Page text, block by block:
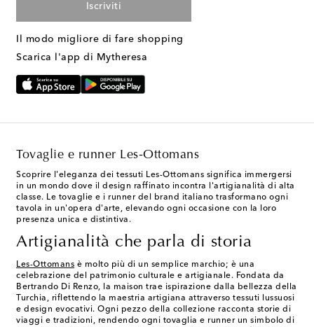
Iscriviti
Il modo migliore di fare shopping
Scarica l'app di Mytheresa
Tovaglie e runner Les-Ottomans
Scoprire l'eleganza dei tessuti Les-Ottomans significa immergersi
in un mondo dove il design raffinato incontra l'artigianalità di alta
classe. Le tovaglie e i runner del brand italiano trasformano ogni
tavola in un'opera d'arte, elevando ogni occasione con la loro
presenza unica e distintiva.
Artigianalità che parla di storia
Les-Ottomans è molto più di un semplice marchio; è una
celebrazione del patrimonio culturale e artigianale. Fondata da
Bertrando Di Renzo, la maison trae ispirazione dalla bellezza della
Turchia, riflettendo la maestria artigiana attraverso tessuti lussuosi
e design evocativi. Ogni pezzo della collezione racconta storie di
viaggi e tradizioni, rendendo ogni tovaglia e runner un simbolo di